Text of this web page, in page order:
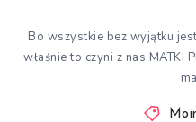
Bo wszystkie bez wyjątku
właśnie to czyni z nas MATKI